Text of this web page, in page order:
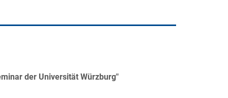
der Universität Würzburg"